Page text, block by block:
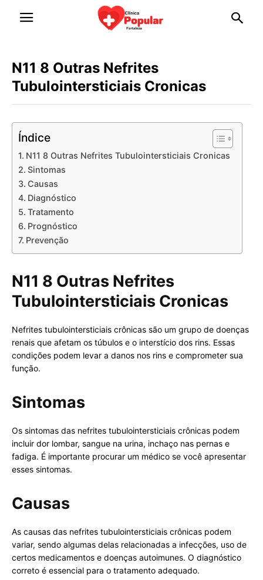
N11 8 Outras Nefrites
Tubulointersticiais Cronicas
Índice
N11 8 Outras Nefrites Tubulointersticiais Cronicas
Sintomas
Causas
Diagnóstico
Tratamento
Prognóstico
Prevenção
N11 8 Outras Nefrites
Tubulointersticiais Cronicas
Nefrites tubulointersticiais crônicas são um grupo de doenças
renais que afetam os túbulos e o interstício dos rins. Essas
condições podem levar a danos nos rins e comprometer sua
função.
Sintomas
Os sintomas das nefrites tubulointersticiais crônicas podem
incluir dor lombar, sangue na urina, inchaço nas pernas e
fadiga. É importante procurar um médico se você apresentar
esses sintomas.
Causas
As causas das nefrites tubulointersticiais crônicas podem
variar, sendo algumas delas relacionadas a infecções, uso de
certos medicamentos e doenças autoimunes. O diagnóstico
correto é essencial para o tratamento adequado.